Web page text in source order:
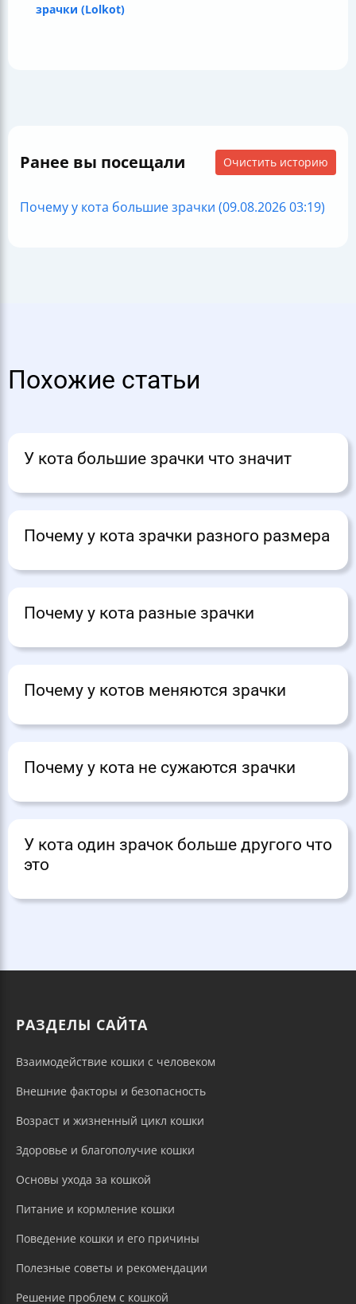
зрачки (Lolkot)
Ранее вы посещали Очистить историю
Почему у кота большие зрачки (09.08.2026 03:19)
Похожие статьи
У кота большие зрачки что значит
Почему у кота зрачки разного размера
Почему у кота разные зрачки
Почему у котов меняются зрачки
Почему у кота не сужаются зрачки
У кота один зрачок больше другого что
это
РАЗДЕЛЫ САЙТА
Взаимодействие кошки с человеком
Внешние факторы и безопасность
Возраст и жизненный цикл кошки
Здоровье и благополучие кошки
Основы ухода за кошкой
Питание и кормление кошки
Поведение кошки и его причины
Полезные советы и рекомендации
Решение проблем с кошкой